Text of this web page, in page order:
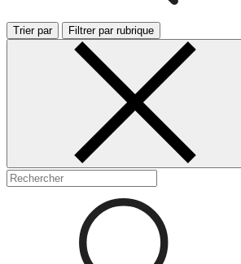
Trier par Filtrer par rubrique